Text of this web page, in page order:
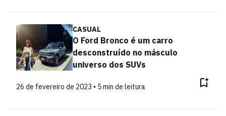
CASUAL
O Ford Bronco é um carro
desconstruído no másculo
universo dos SUVs
26 de fevereiro de 2023 • 5 min de leitura